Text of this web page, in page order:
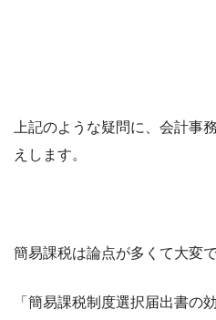
上記のような疑問に、会計事
えします。
簡易課税は論点が多くて大変
「簡易課税制度選択届出書の